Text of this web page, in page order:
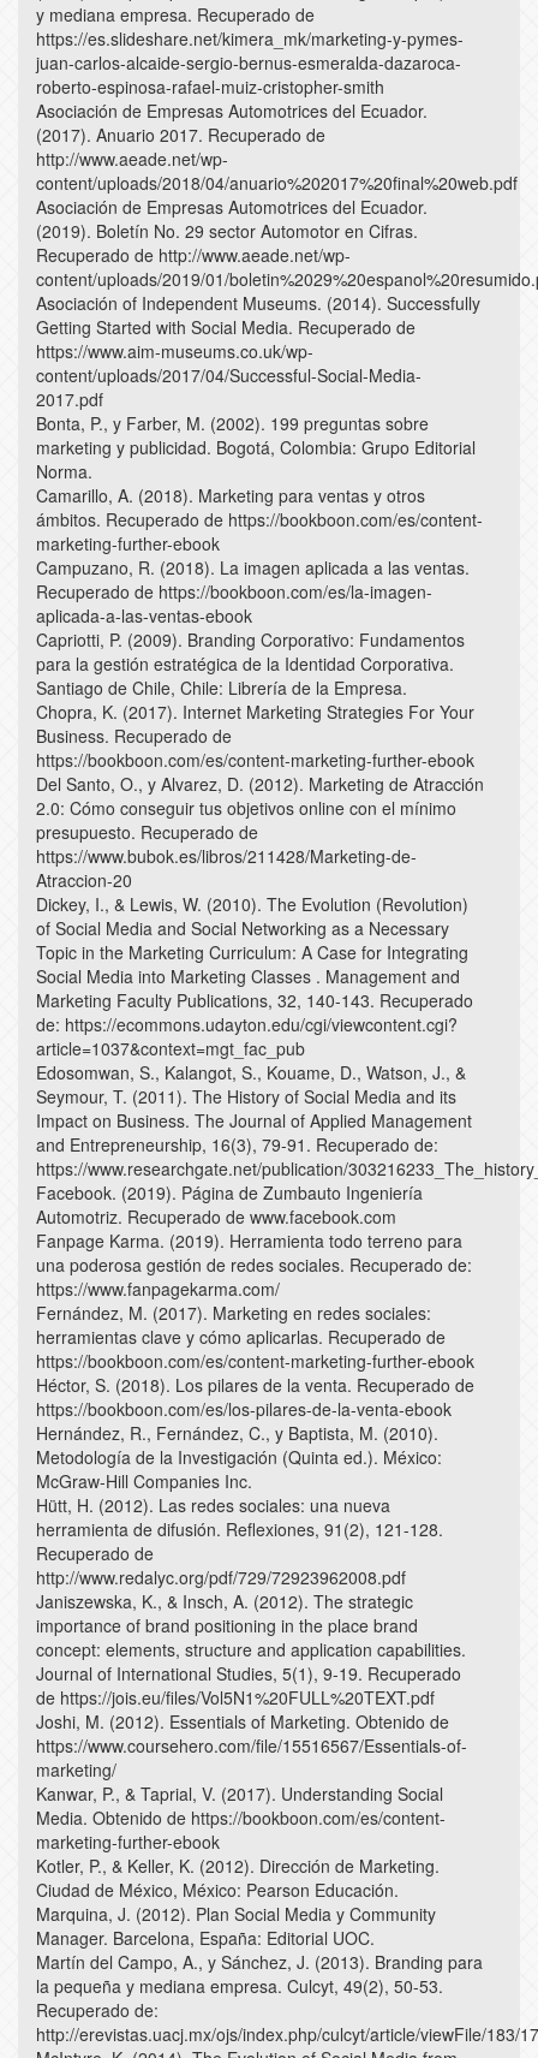
y mediana empresa. Recuperado de
https://es.slideshare.net/kimera_mk/marketing-y-pymes-
juan-carlos-alcaide-sergio-bernus-esmeralda-dazaroca-
roberto-espinosa-rafael-muiz-cristopher-smith
Asociación de Empresas Automotrices del Ecuador.
(2017). Anuario 2017. Recuperado de
http://www.aeade.net/wp-
content/uploads/2018/04/anuario%202017%20final%20web.pdf
Asociación de Empresas Automotrices del Ecuador.
(2019). Boletín No. 29 sector Automotor en Cifras.
Recuperado de http://www.aeade.net/wp-
content/uploads/2019/01/
Asociación of Independent Museums. (2014). Successfully
Getting Started with Social Media. Recuperado de
https://www.aim-museums.co.uk/wp-
content/uploads/2017/04/Successful-Social-Media-
2017.pdf
Bonta, P., y Farber, M. (2002). 199 preguntas sobre
marketing y publicidad. Bogotá, Colombia: Grupo Editorial
Norma.
Camarillo, A. (2018). Marketing para ventas y otros
ámbitos. Recuperado de https://bookboon.com/es/content-
marketing-further-ebook
Campuzano, R. (2018). La imagen aplicada a las ventas.
Recuperado de https://bookboon.com/es/la-imagen-
aplicada-a-las-ventas-ebook
Capriotti, P. (2009). Branding Corporativo: Fundamentos
para la gestión estratégica de la Identidad Corporativa.
Santiago de Chile, Chile: Librería de la Empresa.
Chopra, K. (2017). Internet Marketing Strategies For Your
Business. Recuperado de
https://bookboon.com/es/content-marketing-further-ebook
Del Santo, O., y Alvarez, D. (2012). Marketing de Atracción
2.0: Cómo conseguir tus objetivos online con el mínimo
presupuesto. Recuperado de
https://www.bubok.es/libros/211428/Marketing-de-
Atraccion-20
Dickey, I., & Lewis, W. (2010). The Evolution (Revolution)
of Social Media and Social Networking as a Necessary
Topic in the Marketing Curriculum: A Case for Integrating
Social Media into Marketing Classes . Management and
Marketing Faculty Publications, 32, 140-143. Recuperado
de: https://ecommons.udayton.edu/cgi/viewcontent.cgi?
article=1037&context=mgt_fac_pub
Edosomwan, S., Kalangot, S., Kouame, D., Watson, J., &
Seymour, T. (2011). The History of Social Media and its
Impact on Business. The Journal of Applied Management
and Entrepreneurship, 16(3), 79-91. Recuperado de:
https://www.researchgate.net/publication/
Facebook. (2019). Página de Zumbauto Ingeniería
Automotriz. Recuperado de www.facebook.com
Fanpage Karma. (2019). Herramienta todo terreno para
una poderosa gestión de redes sociales. Recuperado de:
https://www.fanpagekarma.com/
Fernández, M. (2017). Marketing en redes sociales:
herramientas clave y cómo aplicarlas. Recuperado de
https://bookboon.com/es/content-marketing-further-ebook
Héctor, S. (2018). Los pilares de la venta. Recuperado de
https://bookboon.com/es/los-pilares-de-la-venta-ebook
Hernández, R., Fernández, C., y Baptista, M. (2010).
Metodología de la Investigación (Quinta ed.). México:
McGraw-Hill Companies Inc.
Hütt, H. (2012). Las redes sociales: una nueva
herramienta de difusión. Reflexiones, 91(2), 121-128.
Recuperado de
http://www.redalyc.org/pdf/729/72923962008.pdf
Janiszewska, K., & Insch, A. (2012). The strategic
importance of brand positioning in the place brand
concept: elements, structure and application capabilities.
Journal of International Studies, 5(1), 9-19. Recuperado
de https://jois.eu/files/Vol5N1%20FULL%20TEXT.pdf
Joshi, M. (2012). Essentials of Marketing. Obtenido de
https://www.coursehero.com/file/15516567/Essentials-of-
marketing/
Kanwar, P., & Taprial, V. (2017). Understanding Social
Media. Obtenido de https://bookboon.com/es/content-
marketing-further-ebook
Kotler, P., & Keller, K. (2012). Dirección de Marketing.
Ciudad de México, México: Pearson Educación.
Marquina, J. (2012). Plan Social Media y Community
Manager. Barcelona, España: Editorial UOC.
Martín del Campo, A., y Sánchez, J. (2013). Branding para
la pequeña y mediana empresa. Culcyt, 49(2), 50-53.
Recuperado de:
http://erevistas.uacj.mx/ojs/index.php/culcyt/article/viewFile/183/